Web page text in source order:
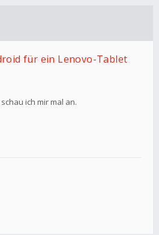
für ein Lenovo-Tablet
ich mir mal an.